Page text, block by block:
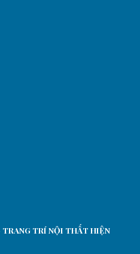
TRANG TRÍ NỘI THẤT HIỆN